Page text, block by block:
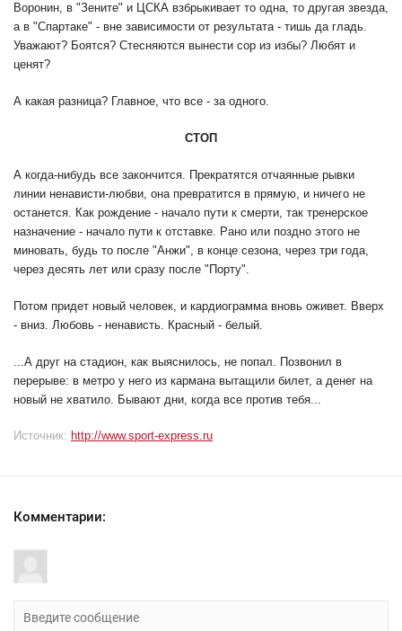
Воронин, в "Зените" и ЦСКА взбрыкивает то одна, то другая звезда,
а в "Спартаке" - вне зависимости от результата - тишь да гладь.
Уважают? Боятся? Стесняются вынести сор из избы? Любят и
ценят?
А какая разница? Главное, что все - за одного.
СТОП
А когда-нибудь все закончится. Прекратятся отчаянные рывки
линии ненависти-любви, она превратится в прямую, и ничего не
останется. Как рождение - начало пути к смерти, так тренерское
назначение - начало пути к отставке. Рано или поздно этого не
миновать, будь то после "Анжи", в конце сезона, через три года,
через десять лет или сразу после "Порту".
Потом придет новый человек, и кардиограмма вновь оживет. Вверх
- вниз. Любовь - ненависть. Красный - белый.
...А друг на стадион, как выяснилось, не попал. Позвонил в
перерыве: в метро у него из кармана вытащили билет, а денег на
новый не хватило. Бывают дни, когда все против тебя...
Источник: http://www.sport-express.ru
Комментарии: